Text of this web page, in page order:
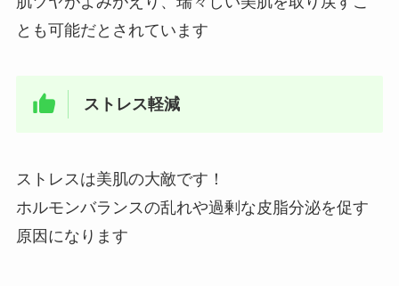
とも可能だとされています
ストレス軽減
ストレスは美肌の大敵です！
ホルモンバランスの乱れや過剰な皮脂分泌を促す
原因になります